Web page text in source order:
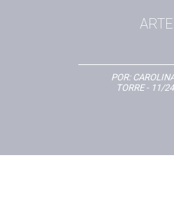
ARTE
POR:
TORRE- 11/